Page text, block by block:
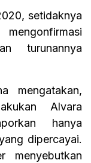
setidaknya
turunannya
mengatakan,
Alvara
hanya
dipercayai.
menyebutkan